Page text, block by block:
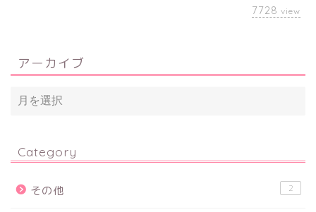
7728 view
アーカイブ
Category
その他 2